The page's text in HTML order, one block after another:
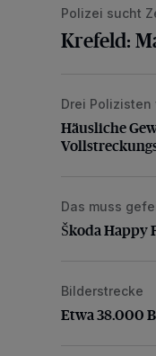
Polizei sucht
Krefeld:
Häusliche
Drei Polizisten
Häusliche
Škoda Happy
Das muss
Škoda Happy
Etwa 38.000
Bilderstrecke
Etwa 38.000